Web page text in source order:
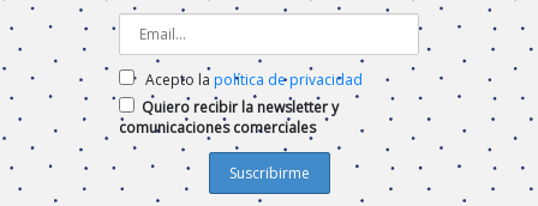
Acepto la política de privacidad
Quiero recibir la newsletter y
comunicaciones comerciales